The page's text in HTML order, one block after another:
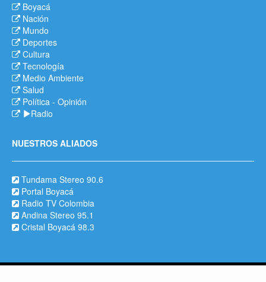
Boyacá
Nación
Mundo
Deportes
Cultura
Tecnología
Medio Ambiente
Salud
Política - Opinión
Radio
NUESTROS ALIADOS
Tundama Stereo 90.6
Portal Boyacá
Radio TV Colombia
Andina Stereo 95.1
Cristal Boyacá 98.3